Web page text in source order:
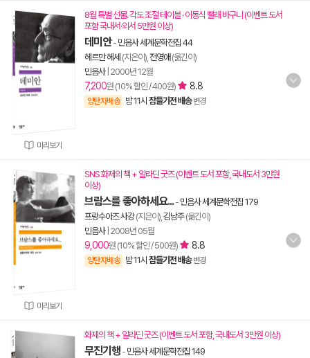
미리보기
8월 특별 선물. 각도 조절 테이블 · 이동식 빨래 바구니 (이벤트 도서
포함 국내서·외서 5만원 이상)
데미안- 민음사 세계문학전집 44
헤르만 헤세 (지은이), 전영애 (옮긴이)
민음사| 2000년 12월
7,200원 (10% 할인 / 400원) 8.8
양탄자배송 밤 11시 잠들기전 배송 변경
미리보기
SNS 화제의 책 + 알라딘 굿즈 (이벤트 도서 포함, 국내도서 3만원
이상)
브람스를 좋아하세요...- 민음사 세계문학전집 179
프랑수아즈 사강(지은이), 김남주(옮긴이)
민음사| 2008년 05월
9,000원 (10% 할인 / 500원) 8.8
양탄자배송 밤 11시 잠들기전 배송 변경
화제의 책 + 알라딘 굿즈 (이벤트 도서 포함, 국내도서 3만원 이상)
무진기행 - 민음사 세계문학전집 149